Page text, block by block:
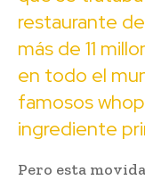
restaurante
más de 11
en todo el
famosos
ingrediente
Pero esta